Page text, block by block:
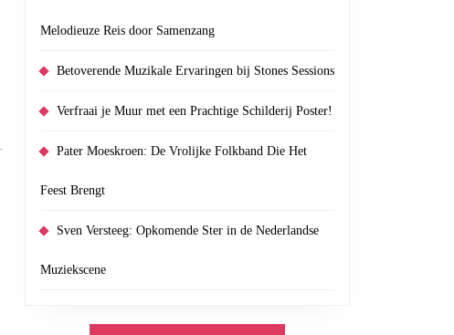
Melodieuze Reis door Samenzang
Betoverende Muzikale Ervaringen bij Stones Sessions
Verfraai je Muur met een Prachtige Schilderij Poster!
Pater Moeskroen: De Vrolijke Folkband Die Het
Feest Brengt
Sven Versteeg: Opkomende Ster in de Nederlandse
Muziekscene